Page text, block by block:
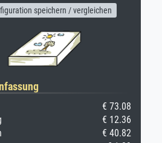
speichern / vergleichen
€ 73.08
€ 12.36
€ 40.82